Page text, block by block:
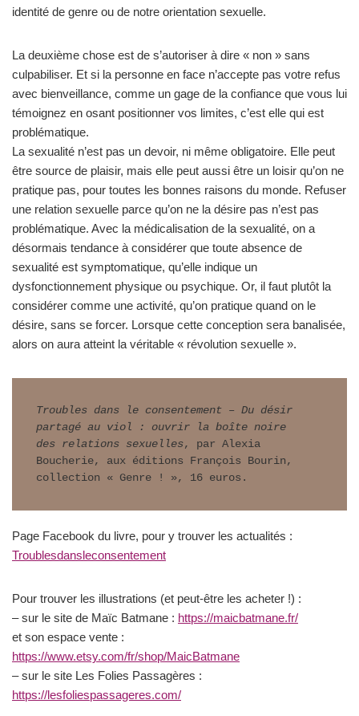
identité de genre ou de notre orientation sexuelle.
La deuxième chose est de s’autoriser à dire « non » sans
culpabiliser. Et si la personne en face n’accepte pas votre refus
avec bienveillance, comme un gage de la confiance que vous lui
témoignez en osant positionner vos limites, c’est elle qui est
problématique.
La sexualité n’est pas un devoir, ni même obligatoire. Elle peut
être source de plaisir, mais elle peut aussi être un loisir qu’on ne
pratique pas, pour toutes les bonnes raisons du monde. Refuser
une relation sexuelle parce qu’on ne la désire pas n’est pas
problématique. Avec la médicalisation de la sexualité, on a
désormais tendance à considérer que toute absence de
sexualité est symptomatique, qu’elle indique un
dysfonctionnement physique ou psychique. Or, il faut plutôt la
considérer comme une activité, qu’on pratique quand on le
désire, sans se forcer. Lorsque cette conception sera banalisée,
alors on aura atteint la véritable « révolution sexuelle ».
Troubles dans le consentement – Du désir
partagé au viol : ouvrir la boîte noire
des relations sexuelles, par Alexia
Boucherie, aux éditions François Bourin,
collection « Genre ! », 16 euros.
Page Facebook du livre, pour y trouver les actualités :
Troublesdansleconsentement
Pour trouver les illustrations (et peut-être les acheter !) :
– sur le site de Maïc Batmane : https://maicbatmane.fr/
et son espace vente :
https://www.etsy.com/fr/shop/MaicBatmane
– sur le site Les Folies Passagères :
https://lesfoliespassageres.com/